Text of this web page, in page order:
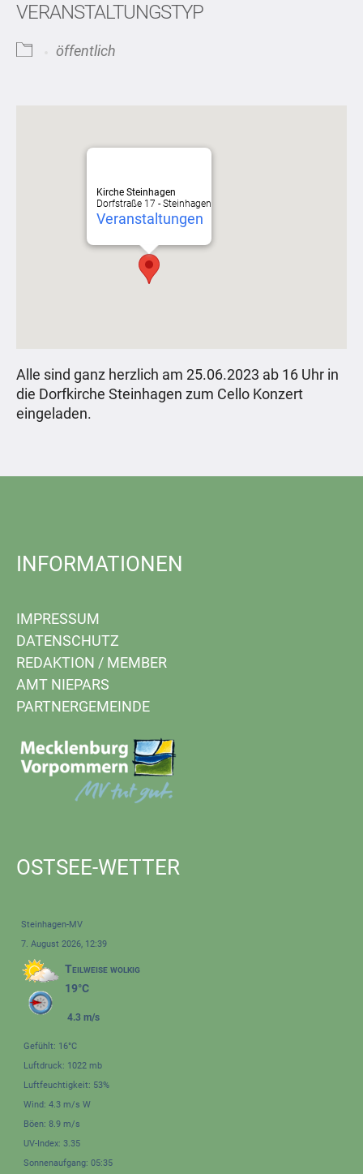
VERANSTALTUNGSTYP
öffentlich
Kirche Steinhagen
Dorfstraße 17 - Steinhagen
Veranstaltungen
Alle sind ganz herzlich am 25.06.2023 ab 16 Uhr in
die Dorfkirche Steinhagen zum Cello Konzert
eingeladen.
INFORMATIONEN
IMPRESSUM
DATENSCHUTZ
REDAKTION / MEMBER
AMT NIEPARS
PARTNERGEMEINDE
OSTSEE-WETTER
Steinhagen-MV
7. August 2026, 12:39
Teilweise wolkig
19°C
4.3 m/s
Gefühlt: 16°C
Luftdruck: 1022 mb
Luftfeuchtigkeit: 53%
Wind: 4.3 m/s W
Böen: 8.9 m/s
UV-Index: 3.35
Sonnenaufgang: 05:35